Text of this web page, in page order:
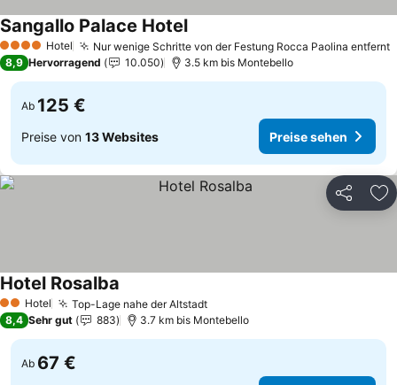
4 Sterne Hotel Nur wenige Schritte von der Festung Rocca Paolina entfernt
Sangallo Palace Hotel
8,9 Hervorragend 10.050 3.5 km bis Montebello
Ab 125 €
Preise von 13 Websites Preise sehen
Teilen
2 Sterne
Hotel Top-Lage nahe der Altstadt
Hotel Rosalba
8,4 Sehr gut 883 3.7 km bis Montebello
Ab 67 €